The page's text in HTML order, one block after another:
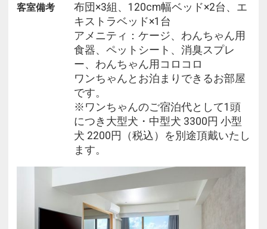
・狂犬病及び混合ワクチン接種をしていることを前
提とさせていただきます。
・室内犬のみの受け入れです。
・咬癖のあるワンちゃんは受け入れできません。
・トイレはなるべく室外でお済ませください。
・ベッドや布団の上にワンちゃんを乗せないようお
願い致します。
・お食事中ワンちゃんはお部屋でお留守番です。ワ
ンちゃん用の食事は普段食べ慣れた物をお持ちくだ
・お部屋・ドッグラン以外では必ずリードを着用し
てください。
・ワンちゃん同士のトラブルに関してはお客様が責
任を持って対処してくださいますようお願い致しま
客室備考
布団×3組、120cm幅ベッド×2台、エ
キストラベッド×1台
アメニティ：ケージ、わんちゃん用
食器、ペットシート、消臭スプレ
ー、わんちゃん用コロコロ
ワンちゃんとお泊まりできるお部屋
です。
※ワンちゃんのご宿泊代として1頭
につき大型犬・中型犬 3300円 小型
犬 2200円（税込）を別途頂戴いたし
ます。